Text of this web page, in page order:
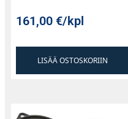
161,00€/kpl
LISÄÄ OSTOSKORIIN